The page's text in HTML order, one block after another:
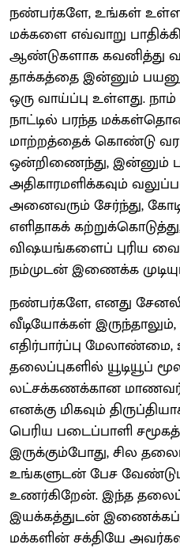
நண்பர்களே, உங்கள்
மக்களை எவ்வாறு
ஆண்டுகளாக கவனித்து
தாக்கத்தை இன்னும்
ஒரு வாய்ப்பு உள்ளது.
நாட்டில் பரந்த
மாற்றத்தைக் கொண்டு வர
ஒன்றிணைந்து, இன்னும்
அதிகாரமளிக்கவும்
அனைவரும் சேர்ந்து,
எளிதாகக்
விஷயங்களைப் புரிய
நம்முடன் இணைக்க
நண்பர்களே, எனது
வீடியோக்கள்
எதிர்பார்ப்பு
தலைப்புகளில் யூடியூப்
லட்சக்கணக்கான
எனக்கு மிகவும்
பெரிய படைப்பாளி
இருக்கும்போது, சில
உங்களுடன் பேச
உணர்கிறேன். இந்த
இயக்கத்துடன்
மக்களின் சக்தியே